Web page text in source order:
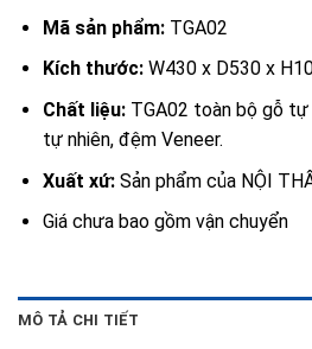
Mã sản phẩm:TGA02
Kích thước:W430 x D530 x
Chất liệu:TGA02 toàn bộ gỗ tự
tự nhiên, đệm Veneer.
Xuất xứ:Sản phẩm của NỘI
Giá chưa bao gồm vận chuyển
MÔ TẢ CHI TIẾT